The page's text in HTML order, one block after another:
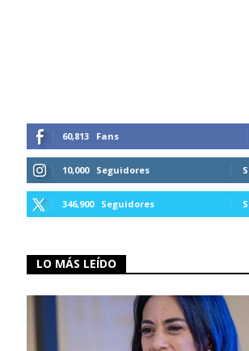
60,813 Fans
10,000 Seguidores
346,900 Seguidores
LO MÁS LEÍDO